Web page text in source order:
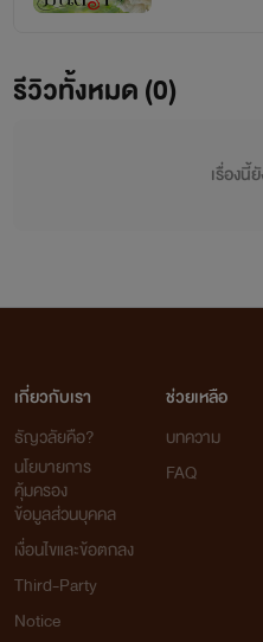
รีวิวทั้งหมด (0)
เรื่องนี้
เกี่ยวกับเรา
ธัญวลัยคือ?
นโยบายการ
คุ้มครอง
ข้อมูลส่วนบุคคล
เงื่อนไขและข้อตกลง
Third-Party
Notice
ช่วยเหลือ
บทความ
FAQ